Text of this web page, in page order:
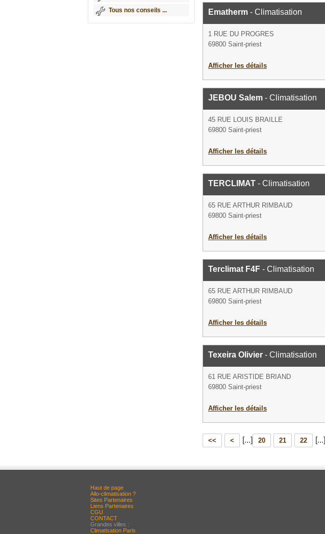
Tous nos conseils ...
Ematherm - Climatisation
1 RUE DU PROGRES
69800 Saint-priest
Afficher les détails
JEBOU Salem - Climatisation
45 RUE LOUIS BRAILLE
69800 Saint-priest
Afficher les détails
TERCLIMAT - Climatisation
65 RUE ARTHUR RIMBAUD
69800 Saint-priest
Afficher les détails
Terclimat F4F - Climatisation
65 RUE ARTHUR RIMBAUD
69800 Saint-priest
Afficher les détails
Texeira Olivier - Climatisation
61 RUE ARISTIDE BRIAND
69800 Saint-priest
Afficher les détails
<< < [...] 20 21 22 [...]
Haut de page
Allo-climatisation ?
Sites Partenaires
Liens Partenaires
CGU
CONTACT
Grandes villes :
Climatisation Paris